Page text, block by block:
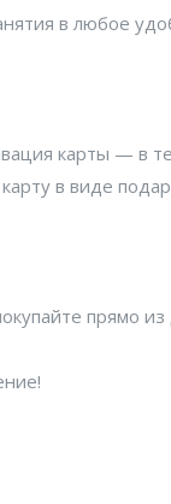
в любое
карты — в
в виде
прямо